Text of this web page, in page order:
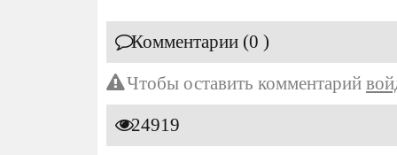
Комментарии (0 )
Чтобы оставить комментарий
24919